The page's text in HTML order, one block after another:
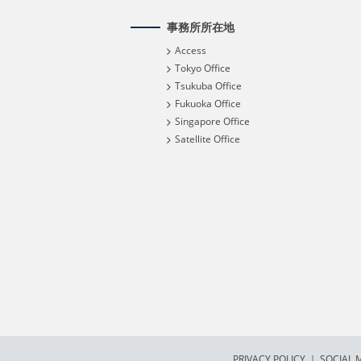
事務所所在地
Access
Tokyo Office
Tsukuba Office
Fukuoka Office
Singapore Office
Satellite Office